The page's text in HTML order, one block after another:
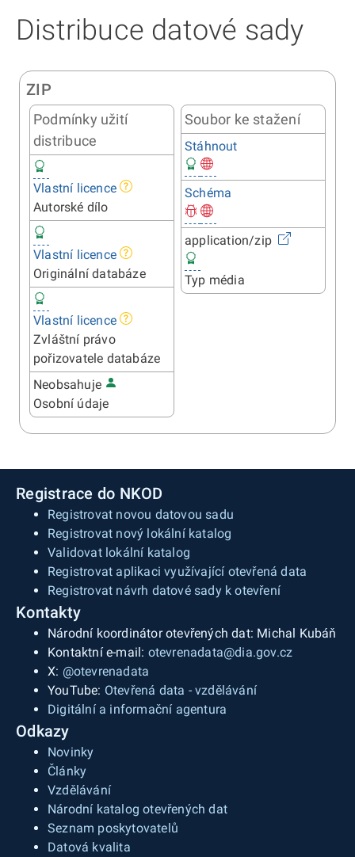
Distribuce datové sady
ZIP
Podmínky užití
distribuce
Vlastní licence
Autorské dílo
Vlastní licence
Originální databáze
Vlastní licence
Zvláštní právo
pořizovatele databáze
Neobsahuje
Osobní údaje
Soubor ke stažení
Stáhnout
Schéma
application/zip
Typ média
Registrace do NKOD
Registrovat novou datovou sadu
Registrovat nový lokální katalog
Validovat lokální katalog
Registrovat aplikaci využívající otevřená data
Registrovat návrh datové sady k otevření
Kontakty
Národní koordinátor otevřených dat: Michal Kubáň
Kontaktní e-mail: otevrenadata@dia.gov.cz
X: @otevrenadata
YouTube: Otevřená data - vzdělávání
Digitální a informační agentura
Odkazy
Novinky
Články
Vzdělávání
Národní katalog otevřených dat
Seznam poskytovatelů
Datová kvalita